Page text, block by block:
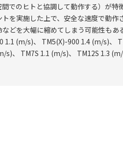
でのヒトと協調して動作する）が特
を実施した上で、安全な速度で動作
どを大幅に縮めてしまう可能性も
(m/s)、 TM5(X)-900 1.4 (m/s)、
s)、 TM7S 1.1 (m/s)、 TM12S 1.3